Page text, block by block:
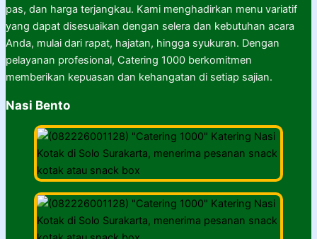
pas, dan harga terjangkau. Kami menghadirkan menu variatif
yang dapat disesuaikan dengan selera dan kebutuhan acara
Anda, mulai dari rapat, hajatan, hingga syukuran. Dengan
pelayanan profesional, Catering 1000 berkomitmen
memberikan kepuasan dan kehangatan di setiap sajian.
Nasi Bento